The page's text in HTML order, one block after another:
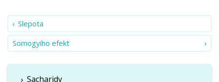
Slepota
Somogyiho efekt
Sacharidy